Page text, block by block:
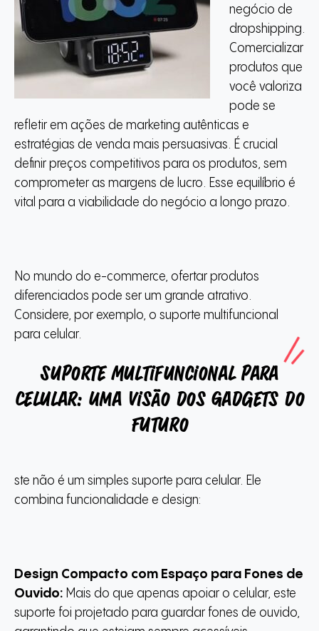
negócio de
dropshipping.
Comercializar
produtos que
você valoriza
pode se
refletir em ações de marketing autênticas e
estratégias de venda mais persuasivas. É crucial
definir preços competitivos para os produtos, sem
comprometer as margens de lucro. Esse equilíbrio é
vital para a viabilidade do negócio a longo prazo.
No mundo do e-commerce, ofertar produtos
diferenciados pode ser um grande atrativo.
Considere, por exemplo, o suporte multifuncional
para celular.
Suporte Multifuncional para
Celular: Uma Visão dos Gadgets do
Futuro
ste não é um simples suporte para celular. Ele
combina funcionalidade e design:
Design Compacto com Espaço para Fones de
Ouvido: Mais do que apenas apoiar o celular, este
suporte foi projetado para guardar fones de ouvido,